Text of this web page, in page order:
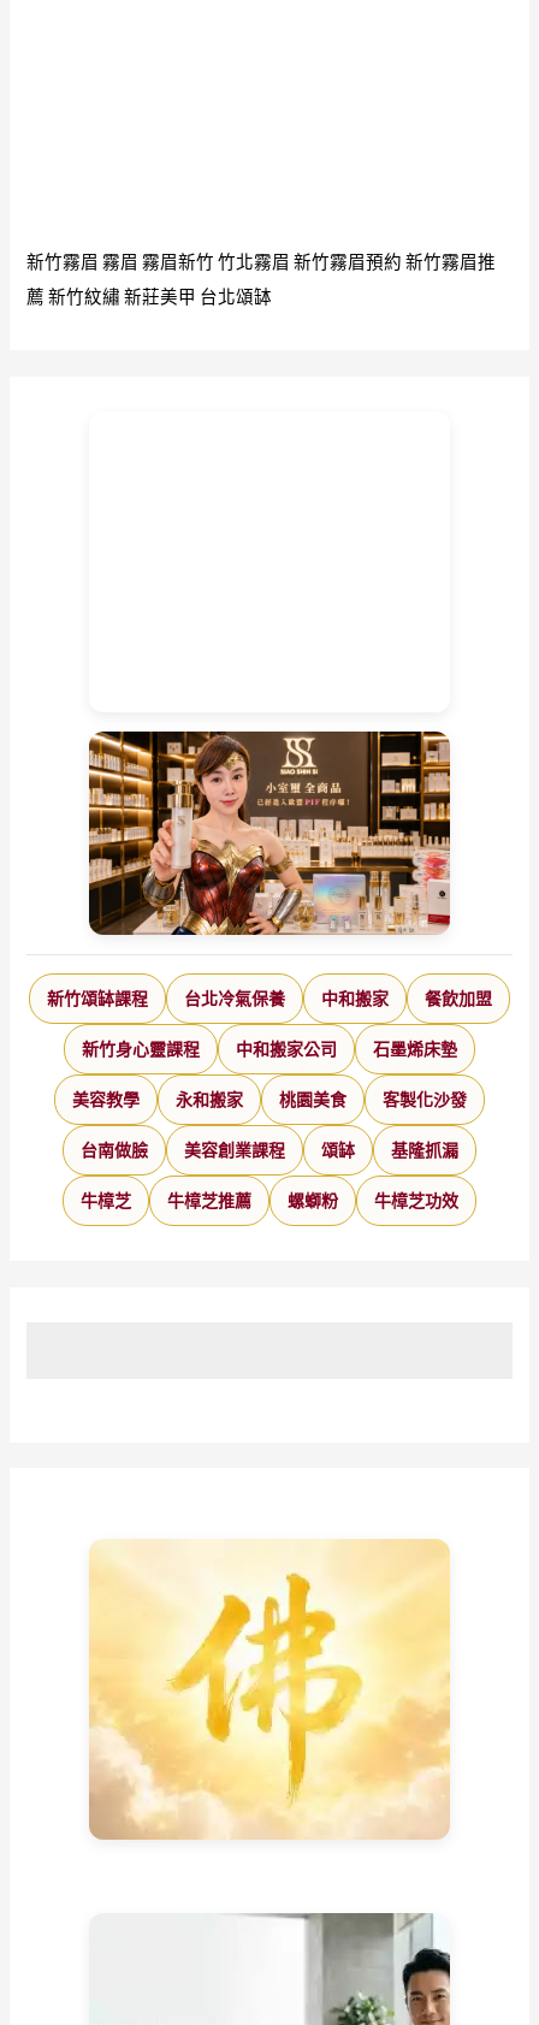
新竹霧眉 霧眉 霧眉新竹 竹北霧眉 新竹霧眉預約 新竹霧眉推
薦 新竹紋繡 新莊美甲 台北頌缽
新竹頌缽課程 台北冷氣保養 中和搬家 餐飲加盟
新竹身心靈課程 中和搬家公司 石墨烯床墊
美容教學 永和搬家 桃園美食 客製化沙發
台南做臉 美容創業課程 頌缽 基隆抓漏
牛樟芝 牛樟芝推薦 螺螄粉 牛樟芝功效